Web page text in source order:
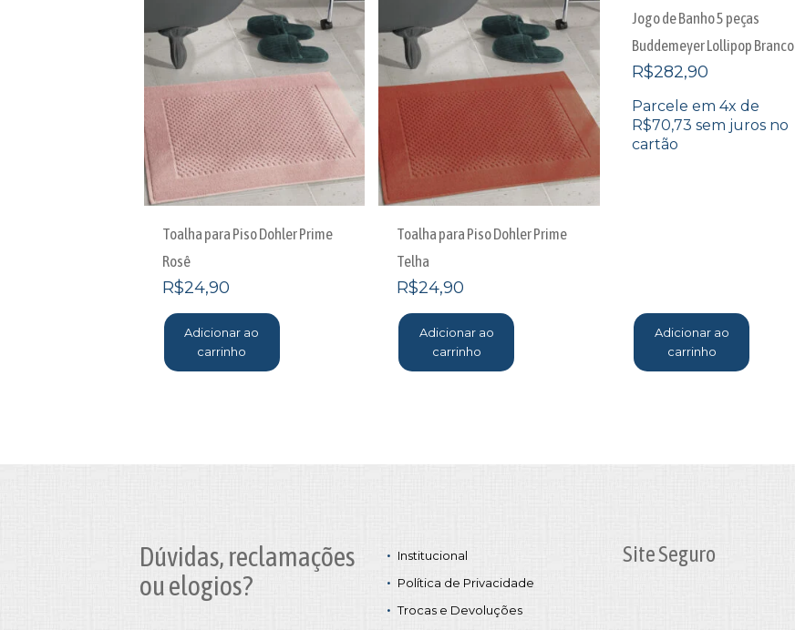
Toalha para Piso Dohler Prime
Rosê
R$24,90
Adicionar ao
carrinho
Toalha para Piso Dohler Prime
Telha
R$24,90
Adicionar ao
carrinho
Jogo de Banho 5 peças
Buddemeyer Lollipop Branco
R$282,90
Parcele em 4x de
R$70,73 sem juros no
cartão
Adicionar ao
carrinho
Dúvidas, reclamações
ou elogios?
Institucional
Política de Privacidade
Trocas e Devoluções
Site Seguro